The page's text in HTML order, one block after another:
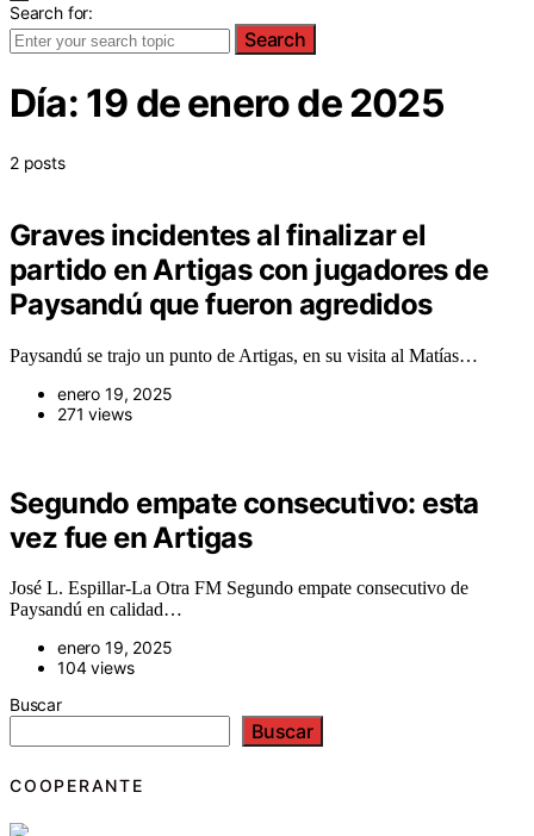
Search for:
Search
Día: 19 de enero de 2025
2 posts
Graves incidentes al finalizar el
partido en Artigas con jugadores de
Paysandú que fueron agredidos
Paysandú se trajo un punto de Artigas, en su visita al Matías…
enero 19, 2025
271 views
Segundo empate consecutivo: esta
vez fue en Artigas
José L. Espillar-La Otra FM Segundo empate consecutivo de
Paysandú en calidad…
enero 19, 2025
104 views
Buscar
Buscar
COOPERANTE